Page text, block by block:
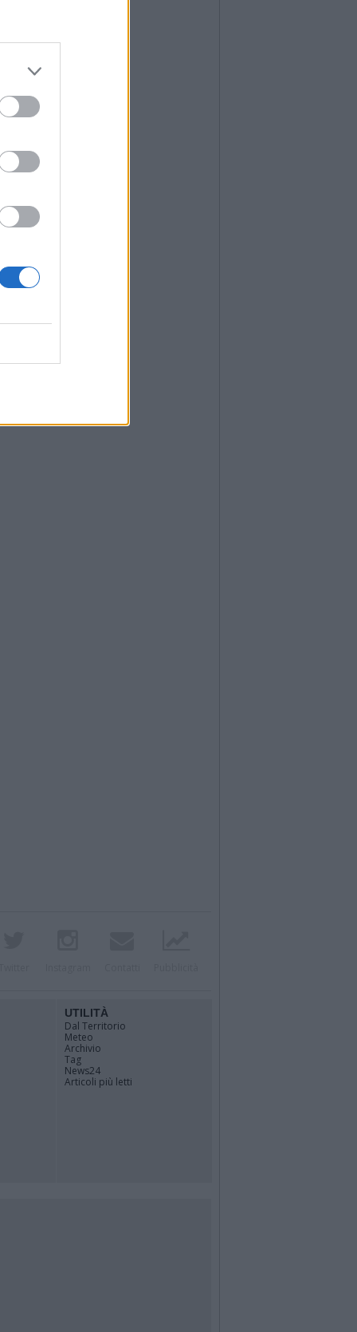
UTILITÀ
Dal Territorio
Meteo
Archivio
Tag
News24
Articoli più letti